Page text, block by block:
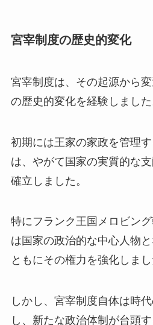
宮宰制度の歴史的変化
宮宰制度は、その起源から
の歴史的変化を経験しました
初期には王家の家政を管理
は、やがて国家の実質的な
確立しました。
特にフランク王国メロビン
は国家の政治的な中心人物
ともにその権力を強化しまし
しかし、宮宰制度自体は時
し、新たな政治体制が台頭